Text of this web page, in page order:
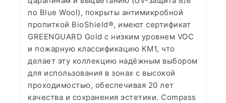
по Blue Wool), покрыты антимикробной
пропиткой BioShield®, имеют сертификат
GREENGUARD Gold с низким уровнем VOC
и пожарную классификацию КМ1, что
делает эту коллекцию надёжным выбором
для использования в зонах с высокой
проходимостью, обеспечивая 20 лет
качества и сохранения эстетики. Compass